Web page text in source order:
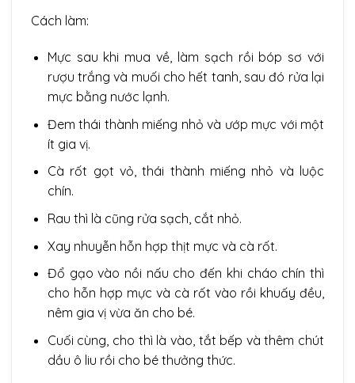
Cách làm:
Mực sau khi mua về, làm sạch rồi bóp sơ với
rượu trắng và muối cho hết tanh, sau đó rửa lại
mực bằng nước lạnh.
Đem thái thành miếng nhỏ và ướp mực với một
ít gia vị.
Cà rốt gọt vỏ, thái thành miếng nhỏ và luộc
chín.
Rau thì là cũng rửa sạch, cắt nhỏ.
Xay nhuyễn hỗn hợp thịt mực và cà rốt.
Đổ gạo vào nồi nấu cho đến khi cháo chín thì
cho hỗn hợp mực và cà rốt vào rồi khuấy đều,
nêm gia vị vừa ăn cho bé.
Cuối cùng, cho thì là vào, tắt bếp và thêm chút
dầu ô liu rồi cho bé thưởng thức.